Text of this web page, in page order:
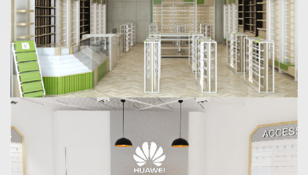
Design : Shop